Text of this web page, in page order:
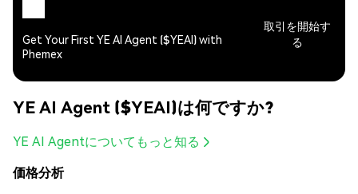
Get Your First YE AI Agent ($YEAI) with
Phemex
取引を開始す
る
YE AI Agent ($YEAI)は何ですか?
YE AI Agentについてもっと知る
価格分析